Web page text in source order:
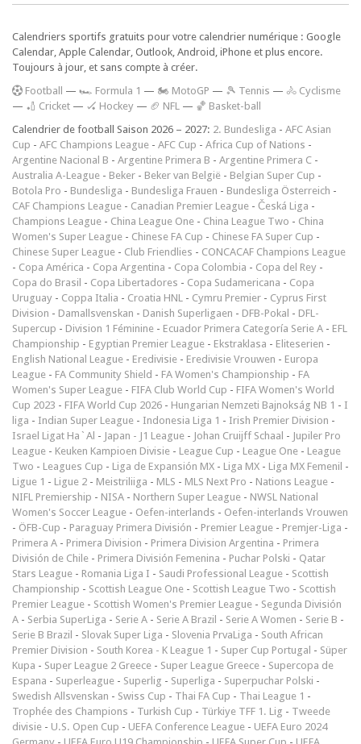
Calendriers sportifs gratuits pour votre calendrier numérique : Google
Calendar, Apple Calendar, Outlook, Android, iPhone et plus encore.
Toujours à jour, et sans compte à créer.
Football — 🏎️ Formula 1 — 🏍 MotoGP — 🎾 Tennis — 🚴 Cyclisme
— 🏏 Cricket — 🏑 Hockey — 🏈 NFL — 🏀 Basket-ball
Calendrier de football Saison 2026 – 2027: 2. Bundesliga - AFC Asian
Cup - AFC Champions League - AFC Cup - Africa Cup of Nations -
Argentine Nacional B - Argentine Primera B - Argentine Primera C -
Australia A-League - Beker - Beker van België - Belgian Super Cup -
Botola Pro - Bundesliga - Bundesliga Frauen - Bundesliga Österreich -
CAF Champions League - Canadian Premier League - Česká Liga -
Champions League - China League One - China League Two - China
Women's Super League - Chinese FA Cup - Chinese FA Super Cup -
Chinese Super League - Club Friendlies - CONCACAF Champions League
- Copa América - Copa Argentina - Copa Colombia - Copa del Rey -
Copa do Brasil - Copa Libertadores - Copa Sudamericana - Copa
Uruguay - Coppa Italia - Croatia HNL - Cymru Premier - Cyprus First
Division - Damallsvenskan - Danish Superligaen - DFB-Pokal - DFL-
Supercup - Division 1 Féminine - Ecuador Primera Categoría Serie A - EFL
Championship - Egyptian Premier League - Ekstraklasa - Eliteserien -
English National League - Eredivisie - Eredivisie Vrouwen - Europa
League - FA Community Shield - FA Women's Championship - FA
Women's Super League - FIFA Club World Cup - FIFA Women's World
Cup 2023 - FIFA World Cup 2026 - Hungarian Nemzeti Bajnokság NB 1 - I
liga - Indian Super League - Indonesia Liga 1 - Irish Premier Division -
Israel Ligat Ha`Al - Japan - J1 League - Johan Cruijff Schaal - Jupiler Pro
League - Keuken Kampioen Divisie - League Cup - League One - League
Two - Leagues Cup - Liga de Expansión MX - Liga MX - Liga MX Femenil -
Ligue 1 - Ligue 2 - Meistriliiga - MLS - MLS Next Pro - Nations League -
NIFL Premiership - NISA - Northern Super League - NWSL National
Women's Soccer League - Oefen-interlands - Oefen-interlands Vrouwen
- ÖFB-Cup - Paraguay Primera División - Premier League - Premjer-Liga -
Primera A - Primera Division - Primera Division Argentina - Primera
División de Chile - Primera División Femenina - Puchar Polski - Qatar
Stars League - Romania Liga I - Saudi Professional League - Scottish
Championship - Scottish League One - Scottish League Two - Scottish
Premier League - Scottish Women's Premier League - Segunda División
A - Serbia SuperLiga - Serie A - Serie A Brazil - Serie A Women - Serie B -
Serie B Brazil - Slovak Super Liga - Slovenia PrvaLiga - South African
Premier Division - South Korea - K League 1 - Super Cup Portugal - Süper
Kupa - Super League 2 Greece - Super League Greece - Supercopa de
Espana - Superleague - Superlig - Superliga - Superpuchar Polski -
Swedish Allsvenskan - Swiss Cup - Thai FA Cup - Thai League 1 -
Trophée des Champions - Turkish Cup - Türkiye TFF 1. Lig - Tweede
divisie - U.S. Open Cup - UEFA Conference League - UEFA Euro 2024